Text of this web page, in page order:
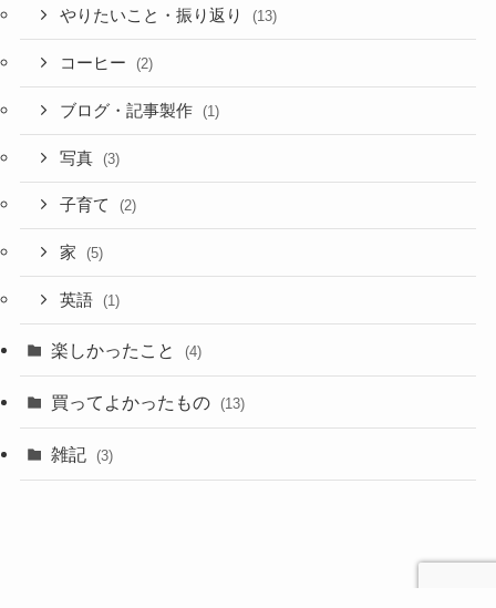
やりたいこと・振り返り (13)
コーヒー (2)
ブログ・記事製作 (1)
写真 (3)
子育て (2)
家 (5)
英語 (1)
楽しかったこと (4)
買ってよかったもの (13)
雑記 (3)